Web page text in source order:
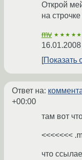
Открой
на
mv ★★★★★
Показать
Ответ на:
+00:00
там вот
<<<<<<<
что